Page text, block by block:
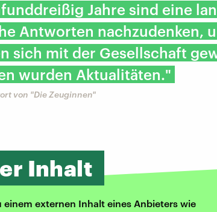
Jahre sind eine
Antworten nachzudenken,
sich mit der Gesellschaft
wurden Aktualitäten."
von "Die Zeuginnen"
Inhalt
einem externen Inhalt eines Anbieters wie